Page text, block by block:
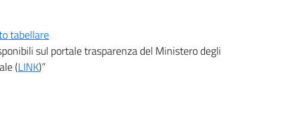
tabellare
sul portale trasparenza del Ministero degli
(LINK)”